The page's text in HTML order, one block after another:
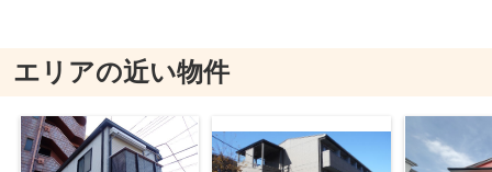
エリアの近い物件